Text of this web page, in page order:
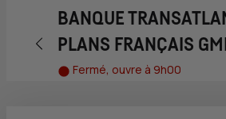
Retour vers la page précédente
BANQUE
PLANS FRANÇAIS
Fermé, ouvre à 9h00